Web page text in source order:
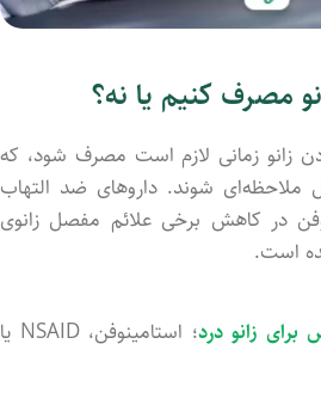
مصرف کنیم یا نه؟
زانو زمانی لازم است مصرف شود، که
ملاحظه‌ای شوند. داروهای ضد التهاب
در کاهش برخی علائم مفصل زانوی
است.
برای زانو درد
؛ استامینوفن، NSAID‌ یا